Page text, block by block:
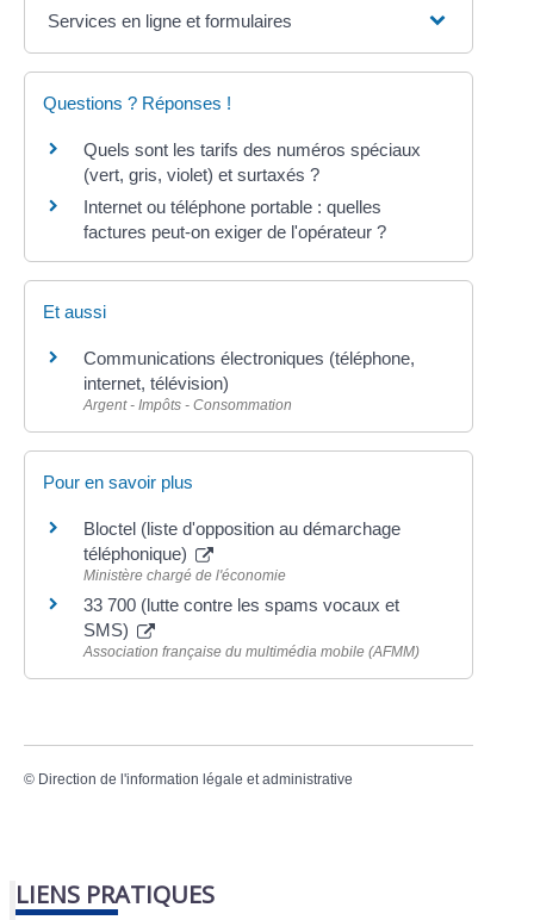
Services en ligne et formulaires
Questions ? Réponses !
Quels sont les tarifs des numéros spéciaux
(vert, gris, violet) et surtaxés ?
Internet ou téléphone portable : quelles
factures peut-on exiger de l'opérateur ?
Et aussi
Communications électroniques (téléphone,
internet, télévision)
Argent - Impôts - Consommation
Pour en savoir plus
Bloctel (liste d'opposition au démarchage
téléphonique)
Ministère chargé de l'économie
33 700 (lutte contre les spams vocaux et
SMS)
Association française du multimédia mobile (AFMM)
© Direction de l'information légale et administrative
LIENS PRATIQUES